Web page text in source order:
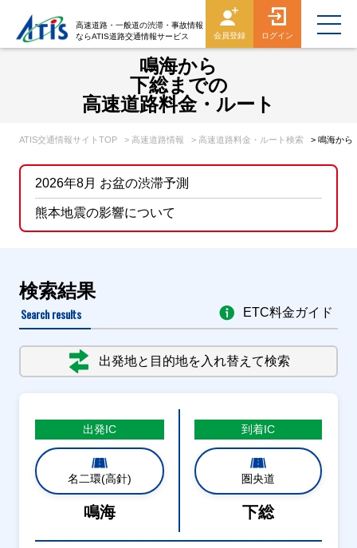
高速道路・一般道の渋滞・事故情報
ならATIS道路交通情報サービス
会員登録 ログイン
鳴海から
下総までの
高速道路料金・ルート
ATIS交通情報サイトTOP > 高速道路情報 > 高速道路料金・ルート検索 > 鳴海から
2026年8月 お盆の渋滞予測
熊本地震の影響について
検索結果
Search results
出発地と目的地を入れ替えて検索
ETC料金ガイド
出発IC
名二環(高針)
鳴海
到着IC
圏央道
下総